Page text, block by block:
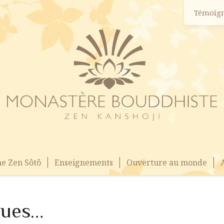
Zen Sôtô Enseignements Ouverture au monde